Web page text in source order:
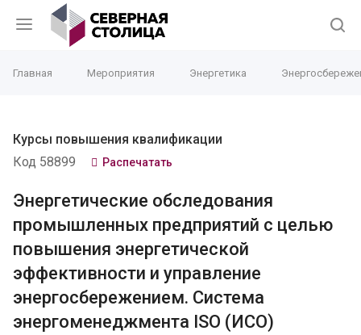
Главная Мероприятия Энергетика
Курсы повышения квалификации
Код 58899
Распечатать
Энергетические обследования
промышленных предприятий с целью
повышения энергетической
эффективности и управление
энергосбережением. Cистема
энергоменеджмента ISO (ИСО)